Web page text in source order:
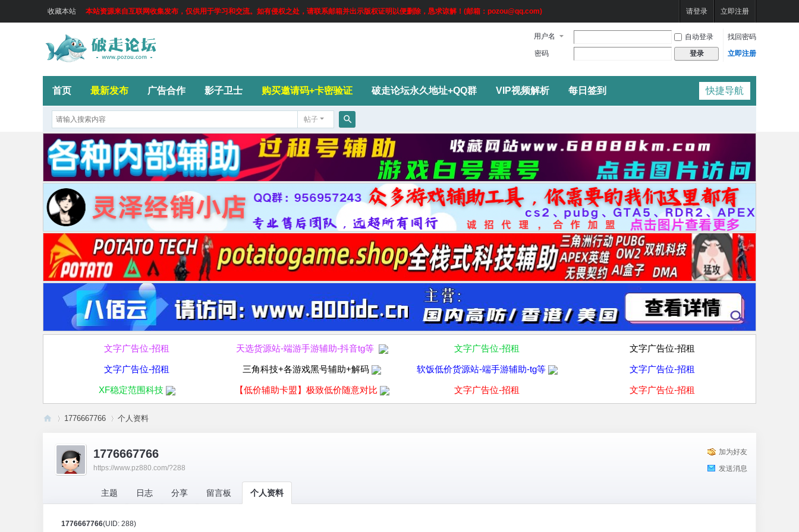
收藏本站 本站资源来自互联网收集发布，仅供用于学习和交流。如有侵权之处，请联系邮箱并出示版权证明以便删除，恳求谅解！(邮箱：pozou@qq.com) 请登录 立即注册
用户名 自动登录
找回密码
密码
登录 立即注册
快捷导航
首页 最新发布 广告合作 影子卫士 购买邀请码+卡密验证 破走论坛永久地址+QQ群 VIP视频解析 每日签到
帖子
搜
索
文字广告位-招租 天选货源站-端游手游辅助-抖音tg等 文字广告位-招租 文字广告位-招租
文字广告位-招租 三角科技+各游戏黑号辅助+解码 软饭低价货源站-端手游辅助-tg等 文字广告位-招租
XF稳定范围科技 【低价辅助卡盟】极致低价随意对比 文字广告位-招租 文字广告位-招租
1776667766
›
个人资料
加为好友
发送消息
1776667766
https://www.pz880.com/?288
主题 日志 分享 留言板 个人资料
1776667766(UID: 288)